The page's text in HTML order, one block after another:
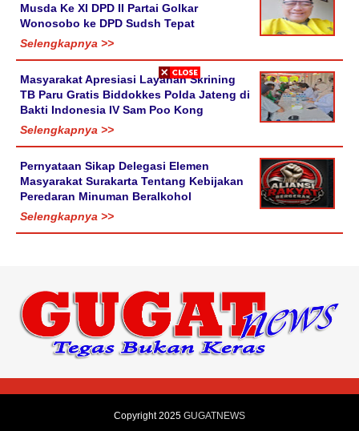
Musda Ke XI DPD II Partai Golkar
Wonosobo ke DPD Sudsh Tepat
Selengkapnya >>
Masyarakat Apresiasi Layanan Skrining
TB Paru Gratis Biddokkes Polda Jateng di
Bakti Indonesia IV Sam Poo Kong
Selengkapnya >>
Pernyataan Sikap Delegasi Elemen
Masyarakat Surakarta Tentang Kebijakan
Peredaran Minuman Beralkohol
Selengkapnya >>
Copyright 2025 GUGATNEWS